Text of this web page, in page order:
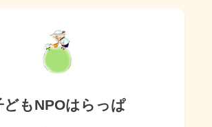
どもNPOはらっぱ